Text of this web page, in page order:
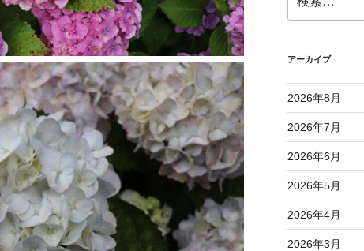
索:
アーカイブ
2026年8月
2026年7月
2026年6月
2026年5月
2026年4月
2026年3月